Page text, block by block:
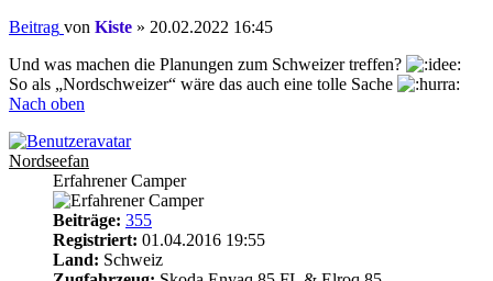
Beitrag von Kiste » 20.02.2022 16:45
Und was machen die Planungen zum Schweizer treffen?
So als „Nordschweizer“ wäre das auch eine tolle Sache
Nach oben
Nordseefan
Erfahrener Camper
Beiträge: 355
Registriert: 01.04.2016 19:55
Land: Schweiz